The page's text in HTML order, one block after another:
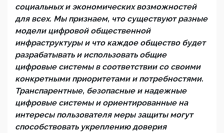
социальных и экономических возможностей
для всех. Мы признаем, что существуют разные
модели цифровой общественной
инфраструктуры и что каждое общество будет
разрабатывать и использовать общие
цифровые системы в соответствии со своими
конкретными приоритетами и потребностями.
Транспарентные, безопасные и надежные
цифровые системы и ориентированные на
интересы пользователя меры защиты могут
способствовать укреплению доверия